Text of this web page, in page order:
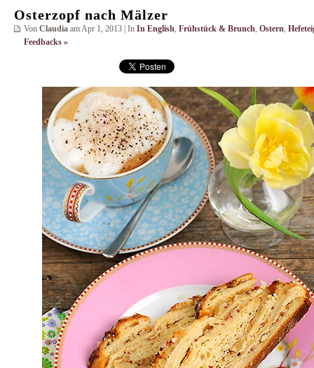
Osterzopf nach Mälzer
Von Claudia am Apr 1, 2013 | In In English, Frühstück & Brunch, Ostern,
Feedbacks »